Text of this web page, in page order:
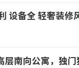
设备全 轻奢装修
宽带，房主直租免中介费，全套定制衣橱柜，格力一级变频冷暖空调